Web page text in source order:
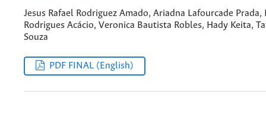
Jesus Rafael Rodriguez Amado, Ariadna Lafourcade Prada,
Rodrigues Acácio, Veronica Bautista Robles, Hady Keita,
Souza
PDF FINAL (English)